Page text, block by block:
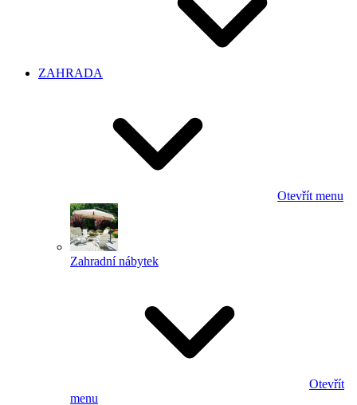
ZAHRADA
Otevřít menu
Zahradní nábytek
Otevřít
menu